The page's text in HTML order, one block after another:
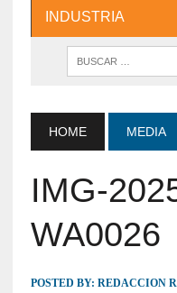
INDUSTRIA
HOME MEDIA
IMG-
WA0026
POSTED BY: REDACCION